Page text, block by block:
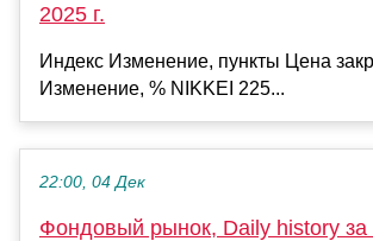
2025 г.
Индекс Изменение, пункты Цена
Изменение, % NIKKEI 225...
22:00, 04 Дек
Фондовый рынок, Daily history за